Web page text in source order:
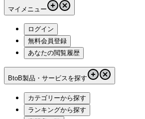
マイメニュー
ログイン
無料会員登録
あなたの閲覧履歴
BtoB製品・サービスを探す
カテゴリーから探す
ランキングから探す